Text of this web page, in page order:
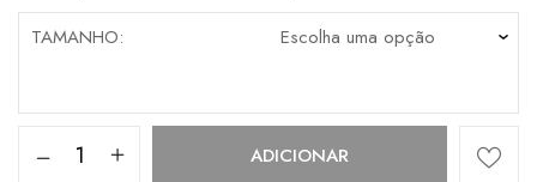
TAMANHO
Quantidade
ADICIONAR